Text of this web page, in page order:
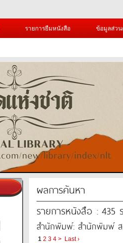
รายการยืมหนังสือ ข้อมูลส่ว
ผลการค้นหา
รายการหนังสือ : 435
สำนักพิมพ์: สำนักพิมพ์ ส
1 2 3 4 > Last ›